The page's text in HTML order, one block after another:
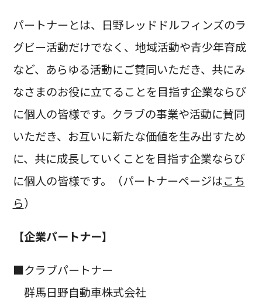
パートナーとは、日野レッドドルフィンズのラ
グビー活動だけでなく、地域活動や青少年育成
など、あらゆる活動にご賛同いただき、共にみ
なさまのお役に立てることを目指す企業ならび
に個人の皆様です。クラブの事業や活動に賛同
いただき、お互いに新たな価値を生み出すため
に、共に成長していくことを目指す企業ならび
に個人の皆様です。（パートナーページはこち
ら）
【企業パートナー】
■クラブパートナー
群馬日野自動車株式会社